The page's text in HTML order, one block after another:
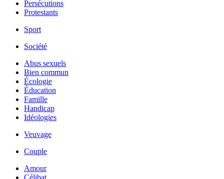
Persécutions
Protestants
Sport
Société
Abus sexuels
Bien commun
Écologie
Éducation
Famille
Handicap
Idéologies
Veuvage
Couple
Amour
Célibat